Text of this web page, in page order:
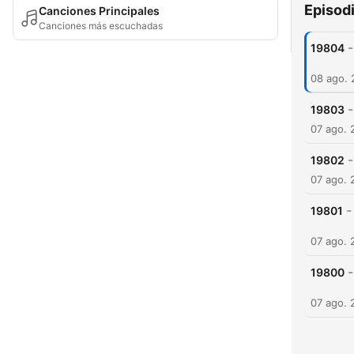
Canciones Principales
Canciones más escuchadas
19804 -
08 ago.
19803 -
07 ago.
19802 -
07 ago.
19801 -
07 ago.
19800 -
07 ago.